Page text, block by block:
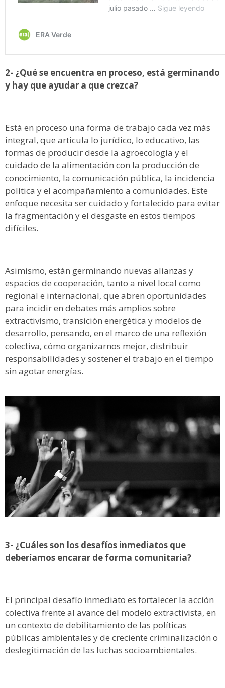
2- ¿Qué se encuentra en proceso, está germinando
y hay que ayudar a que crezca?
Está en proceso una forma de trabajo cada vez más
integral, que articula lo jurídico, lo educativo, las
formas de producir desde la agroecología y el
cuidado de la alimentación con la producción de
conocimiento, la comunicación pública, la incidencia
política y el acompañamiento a comunidades. Este
enfoque necesita ser cuidado y fortalecido para evitar
la fragmentación y el desgaste en estos tiempos
difíciles.
Asimismo, están germinando nuevas alianzas y
espacios de cooperación, tanto a nivel local como
regional e internacional, que abren oportunidades
para incidir en debates más amplios sobre
extractivismo, transición energética y modelos de
desarrollo, pensando, en el marco de una reflexión
colectiva, cómo organizarnos mejor, distribuir
responsabilidades y sostener el trabajo en el tiempo
sin agotar energías.
3- ¿Cuáles son los desafíos inmediatos que
deberíamos encarar de forma comunitaria?
El principal desafío inmediato es fortalecer la acción
colectiva frente al avance del modelo extractivista, en
un contexto de debilitamiento de las políticas
públicas ambientales y de creciente criminalización o
deslegitimación de las luchas socioambientales.